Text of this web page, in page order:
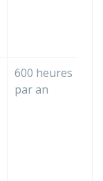
600 heures
par an